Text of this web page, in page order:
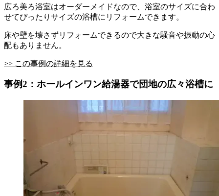
広ろ美ろ浴室はオーダーメイドなので、浴室のサイズに合わ
せてぴったりサイズの浴槽にリフォームできます。
床や壁を壊さずリフォームできるので大きな騒音や振動の心
配もありません。
>> この事例の詳細を見る
事例2：ホールインワン給湯器で団地の広々浴槽に